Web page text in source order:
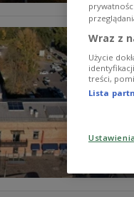
Wraz z
Użycie
treści,
Lista